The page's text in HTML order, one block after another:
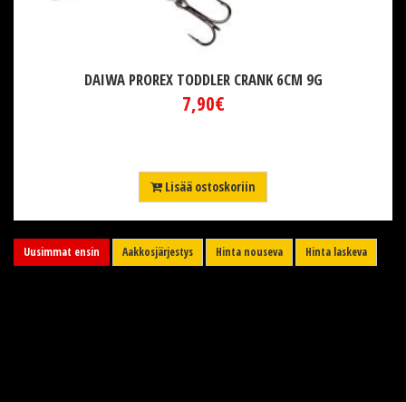
DAIWA PROREX TODDLER CRANK 6CM 9G
7,90€
Lisää ostoskoriin
Uusimmat ensin Aakkosjärjestys Hinta nouseva Hinta laskeva